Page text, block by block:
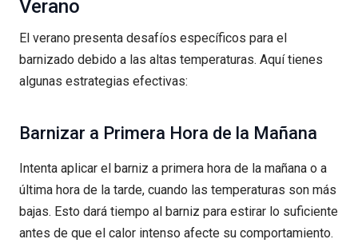
Verano
El verano presenta desafíos específicos para el
barnizado debido a las altas temperaturas. Aquí tienes
algunas estrategias efectivas:
Barnizar a Primera Hora de la Mañana
Intenta aplicar el barniz a primera hora de la mañana o a
última hora de la tarde, cuando las temperaturas son más
bajas. Esto dará tiempo al barniz para estirar lo suficiente
antes de que el calor intenso afecte su comportamiento.